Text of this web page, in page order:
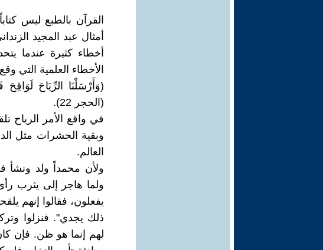
القرآن بالطبع ليس
أمثال عبد المجيد
أخطاء كثيرة عندما
الأخطاء العلمية التي
(وَأَرْسَلْنَا الرِّيَاحَ
(الحجر 22).
في واقع الأمر الرياح
وبقية الحشرات مثل
العالم.
ولأن محمداً ولد ونشأ
ولما هاجر إلى يثرب
يفعلون، فقالوا إنهم
ذلك يجدي". فنزلوا
لهم إنما هو ظن. فإن